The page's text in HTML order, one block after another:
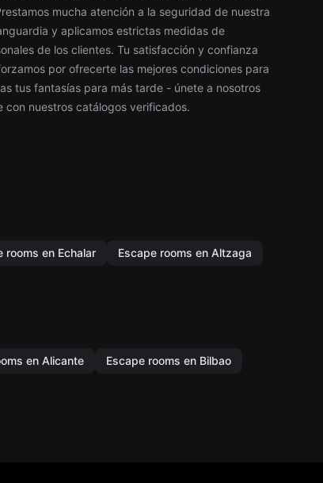
mucha atención a la seguridad de nuestra
y aplicamos estrictas medidas de
de los clientes. Tu satisfacción y confianza
por ofrecerte las mejores condiciones para
tus fantasías para más tarde - únete a nosotros
nuestros catálogos verificados.
rooms en Echalar
Escape rooms en Altzaga
en Alicante
Escape rooms en Bilbao